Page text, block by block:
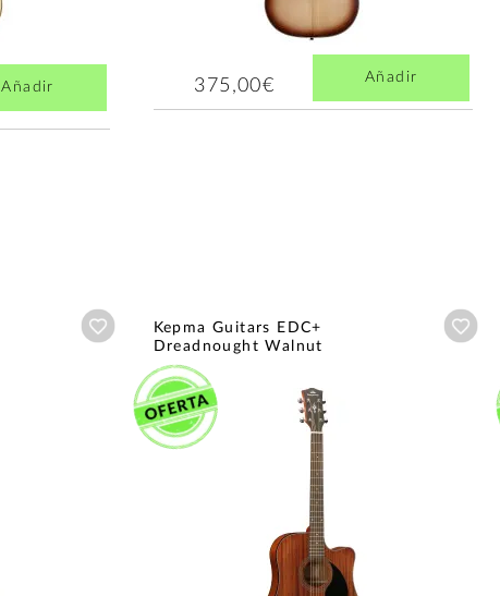
Añadir 375,00€ Añadir
Añadir a wishlist
Kepma Guitars EDC+
Dreadnought Walnut